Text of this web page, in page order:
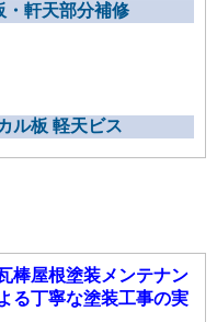
・軒天部分補修
ル板 軽天ビス
棒屋根塗装メンテナン
る丁寧な塗装工事の実